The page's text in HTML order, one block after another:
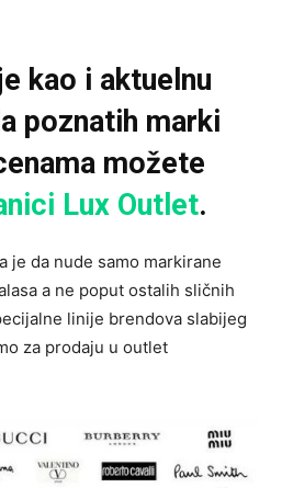
kao i aktuelnu
poznatih marki
možete
Lux Outlet.
je da nude samo markirane
a ne poput ostalih sličnih
linije brendova slabijeg
za prodaju u outlet